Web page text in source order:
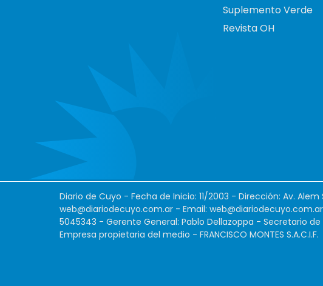
Suplemento Verde
Revista OH
Diario de Cuyo - Fecha de Inicio: 11/2003 - Dirección: Av.
web@diariodecuyo.com.ar - Email: web@diariodecuyo.com.ar
5045343 - Gerente General: Pablo Dellazoppa - Secretario
Empresa propietaria del medio - FRANCISCO MONTES S.A.C.I.F.